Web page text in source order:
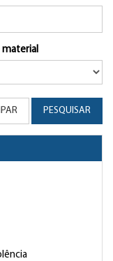
material
PESQUISAR